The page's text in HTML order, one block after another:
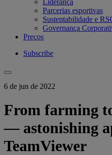
Parcerias esportivas
Sustentabilidade e
Governança
Preços
Subscribe
6 de jun de 2022
From farming
— astonishing
TeamViewer